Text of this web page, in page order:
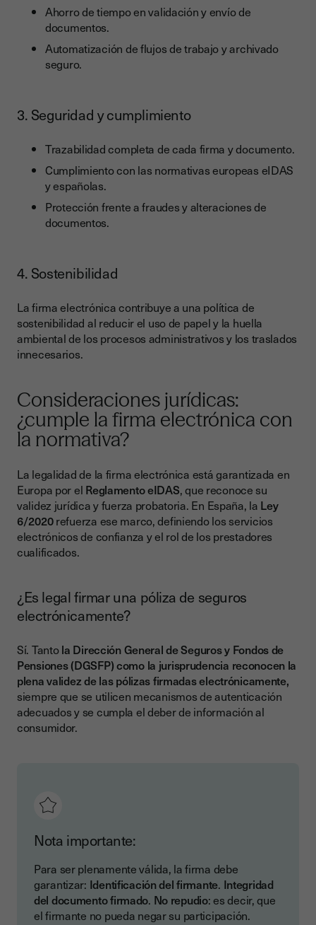
Ahorro de tiempo en validación y envío de
documentos.
Automatización de flujos de trabajo y archivado
seguro.
3. Seguridad y cumplimiento
Trazabilidad completa de cada firma y documento.
Cumplimiento con las normativas europeas eIDAS
y españolas.
Protección frente a fraudes y alteraciones de
documentos.
4. Sostenibilidad
La firma electrónica contribuye a una política de
sostenibilidad al reducir el uso de papel y la huella
ambiental de los procesos administrativos y los traslados
innecesarios.
Consideraciones jurídicas:
¿cumple la firma electrónica con
la normativa?
La legalidad de la firma electrónica está garantizada en
Europa por el Reglamento eIDAS, que reconoce su
validez jurídica y fuerza probatoria. En España, la Ley
6/2020refuerza ese marco, definiendo los servicios
electrónicos de confianza y el rol de los prestadores
cualificados.
¿Es legal firmar una póliza de seguros
electrónicamente?
Sí. Tantola Dirección General de Seguros y Fondos de
Pensiones (DGSFP) como la jurisprudencia reconocen la
plena validez de las pólizas firmadas electrónicamente,
siempre que se utilicen mecanismos de autenticación
adecuados y se cumpla el deber de información al
consumidor.
Nota importante:
Para ser plenamente válida, la firma debe
garantizar: Identificación del firmante. Integridad
del documento firmado. No repudio: es decir, que
el firmante no pueda negar su participación.